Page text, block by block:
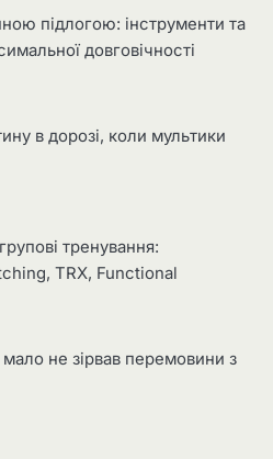
підлогою: інструменти та
довговічності
в дорозі, коли мультики
тренування:
TRX, Functional
не зірвав перемовини з